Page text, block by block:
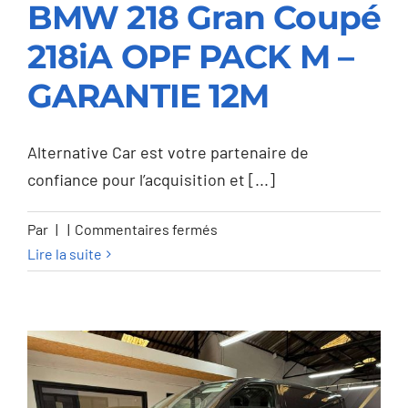
BMW 218 Gran Coupé
GARANTIE 12M
BMW 218 Gran Coupé
218iA OPF PACK M –
GARANTIE 12M
Alternative Car est votre partenaire de
confiance pour l’acquisition et [...]
Par | | Commentaires fermés
218
Coupé
218iA
OPF
PACK
Lire la suite